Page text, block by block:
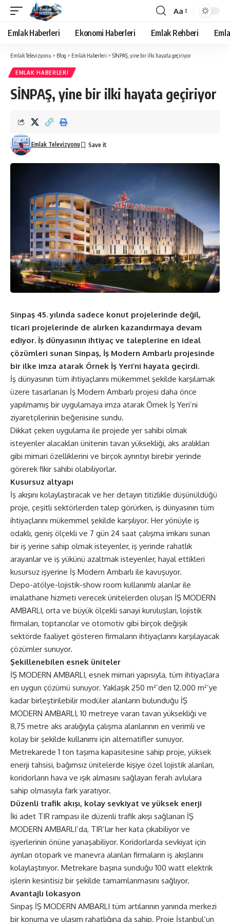
Yazı
Tipi
Boyutlandırıcı
Aa
Emlak Haberleri Ekonomi Haberleri Emlak Rehberi
Emlak Televizyonu > Blog > Emlak Haberleri > SİNPAŞ, yine bir ilki hayata geçiriyor
EMLAK HABERLERI
SİNPAŞ, yine bir ilki hayata geçiriyor
Emlak Televizyonu
Sinpaş 45. yılında sadece konut projelerinde değil,
ticari projelerinde de alırken kazandırmaya devam
ediyor. İş dünyasının ihtiyaç ve taleplerine en ideal
çözümleri sunan Sinpaş, İş Modern Ambarlı projesinde
bir ilke imza atarak Örnek İş Yeri’ni hayata geçirdi.
İş dünyasının tüm ihtiyaçlarını mükemmel şekilde karşılamak
üzere tasarlanan İş Modern Ambarlı projesi daha önce
yapılmamış bir uygulamaya imza atarak Örnek İş Yeri’ni
ziyaretçilerinin beğenisine sundu.
Dikkat çeken uygulama ile projede yer sahibi olmak
isteyenler alacakları ünitenin tavan yüksekliği, aks aralıkları
gibi mimari özelliklerini ve birçok ayrıntıyı birebir yerinde
görerek fikir sahibi olabiliyorlar.
Kusursuz altyapı
İş akışını kolaylaştıracak ve her detayın titizlikle düşünüldüğü
proje, çeşitli sektörlerden talep görürken, iş dünyasının tüm
ihtiyaçlarını mükemmel şekilde karşılıyor. Her yönüyle iş
odaklı, geniş ölçekli ve 7 gün 24 saat çalışma imkanı sunan
bir iş yerine sahip olmak isteyenler, iş yerinde rahatlık
arayanlar ve iş yükünü azaltmak isteyenler, hayal ettikleri
kusursuz işyerine İş Modern Ambarlı ile kavuşuyor.
Depo-atölye-lojistik-show room kullanımlı alanlar ile
imalathane hizmeti verecek ünitelerden oluşan İŞ MODERN
AMBARLI, orta ve büyük ölçekli sanayi kuruluşları, lojistik
firmaları, toptancılar ve otomotiv gibi birçok değişik
sektörde faaliyet gösteren firmaların ihtiyaçlarını karşılayacak
çözümler sunuyor.
Şekillenebilen esnek üniteler
İŞ MODERN AMBARLI, esnek mimari yapısıyla, tüm ihtiyaçlara
en uygun çözümü sunuyor. Yaklaşık 250 m²’den 12.000 m²’ye
kadar birleştirilebilir modüler alanların bulunduğu İŞ
MODERN AMBARLI, 10 metreye varan tavan yüksekliği ve
8,75 metre aks aralığıyla çalışma alanlarının en verimli ve
kolay bir şekilde kullanımı için alternatifler sunuyor.
Metrekarede 1 ton taşıma kapasitesine sahip proje, yüksek
enerji tahsisi, bağımsız ünitelerde kişiye özel lojistik alanları,
koridorların hava ve ışık almasını sağlayan ferah avlulara
sahip olmasıyla fark yaratıyor.
Düzenli trafik akışı, kolay sevkiyat ve yüksek enerji
İki adet TIR rampası ile düzenli trafik akışı sağlanan İŞ
MODERN AMBARLI’da, TIR’lar her kata çıkabiliyor ve
işyerlerinin önüne yanaşabiliyor. Koridorlarda sevkiyat için
ayrılan otopark ve manevra alanları firmaların iş akışlarını
kolaylaştırıyor. Metrekare başına sunduğu 100 watt elektrik
işlerin kesintisiz bir şekilde tamamlanmasını sağlıyor.
Avantajlı lokasyon
Sinpaş İŞ MODERN AMBARLI tüm artılarının yanında merkezi
bir konuma ve ulaşım rahatlığına da sahip. Proje İstanbul’un